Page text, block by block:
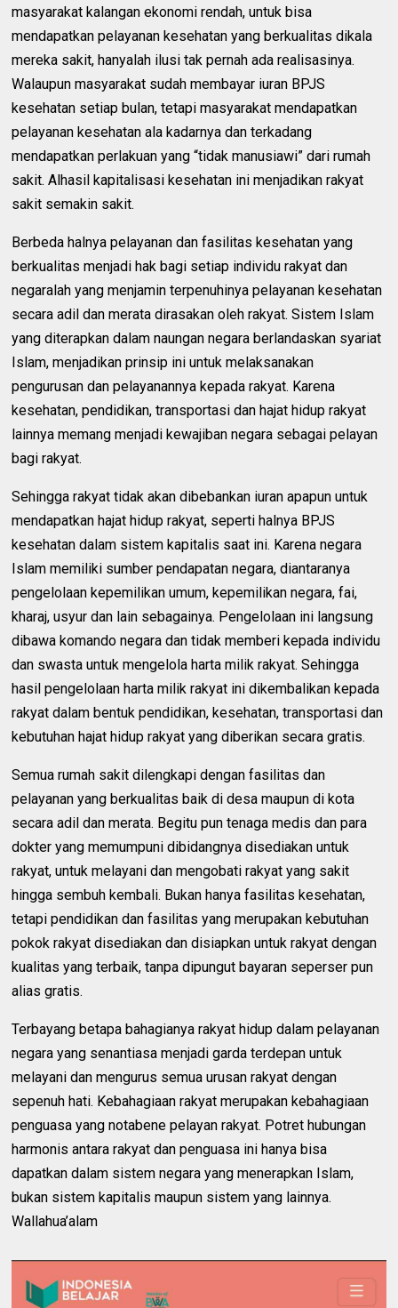
masyarakat kalangan ekonomi rendah, untuk bisa
mendapatkan pelayanan kesehatan yang berkualitas dikala
mereka sakit, hanyalah ilusi tak pernah ada realisasinya.
Walaupun masyarakat sudah membayar iuran BPJS
kesehatan setiap bulan, tetapi masyarakat mendapatkan
pelayanan kesehatan ala kadarnya dan terkadang
mendapatkan perlakuan yang “tidak manusiawi” dari rumah
sakit. Alhasil kapitalisasi kesehatan ini menjadikan rakyat
sakit semakin sakit.
Berbeda halnya pelayanan dan fasilitas kesehatan yang
berkualitas menjadi hak bagi setiap individu rakyat dan
negaralah yang menjamin terpenuhinya pelayanan kesehatan
secara adil dan merata dirasakan oleh rakyat. Sistem Islam
yang diterapkan dalam naungan negara berlandaskan syariat
Islam, menjadikan prinsip ini untuk melaksanakan
pengurusan dan pelayanannya kepada rakyat. Karena
kesehatan, pendidikan, transportasi dan hajat hidup rakyat
lainnya memang menjadi kewajiban negara sebagai pelayan
bagi rakyat.
Sehingga rakyat tidak akan dibebankan iuran apapun untuk
mendapatkan hajat hidup rakyat, seperti halnya BPJS
kesehatan dalam sistem kapitalis saat ini. Karena negara
Islam memiliki sumber pendapatan negara, diantaranya
pengelolaan kepemilikan umum, kepemilikan negara, fai,
kharaj, usyur dan lain sebagainya. Pengelolaan ini langsung
dibawa komando negara dan tidak memberi kepada individu
dan swasta untuk mengelola harta milik rakyat. Sehingga
hasil pengelolaan harta milik rakyat ini dikembalikan kepada
rakyat dalam bentuk pendidikan, kesehatan, transportasi dan
kebutuhan hajat hidup rakyat yang diberikan secara gratis.
Semua rumah sakit dilengkapi dengan fasilitas dan
pelayanan yang berkualitas baik di desa maupun di kota
secara adil dan merata. Begitu pun tenaga medis dan para
dokter yang memumpuni dibidangnya disediakan untuk
rakyat, untuk melayani dan mengobati rakyat yang sakit
hingga sembuh kembali. Bukan hanya fasilitas kesehatan,
tetapi pendidikan dan fasilitas yang merupakan kebutuhan
pokok rakyat disediakan dan disiapkan untuk rakyat dengan
kualitas yang terbaik, tanpa dipungut bayaran seperser pun
alias gratis.
Terbayang betapa bahagianya rakyat hidup dalam pelayanan
negara yang senantiasa menjadi garda terdepan untuk
melayani dan mengurus semua urusan rakyat dengan
sepenuh hati. Kebahagiaan rakyat merupakan kebahagiaan
penguasa yang notabene pelayan rakyat. Potret hubungan
harmonis antara rakyat dan penguasa ini hanya bisa
dapatkan dalam sistem negara yang menerapkan Islam,
bukan sistem kapitalis maupun sistem yang lainnya.
Wallahua’alam